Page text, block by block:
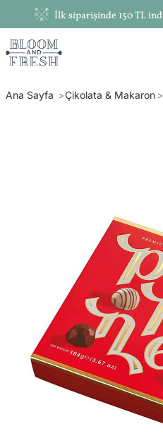
İlk siparişinde 150 TL
Ana Sayfa Çikolata & Makaron